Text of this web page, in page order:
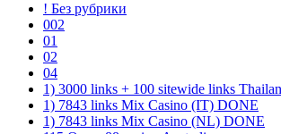
! Без рубрики
002
01
02
04
1) 3000 links + 100 sitewide links
1) 7843 links Mix Casino (IT) DONE
1) 7843 links Mix Casino (NL) DONE